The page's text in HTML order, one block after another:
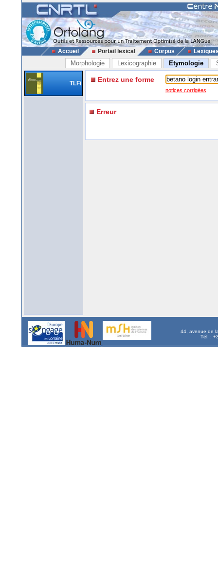
Accueil Portail lexical Corpus
Morphologie Lexicographie Etymologie
TLFi Entrez une forme
notices corrigées
Erreur
44, avenue de
Tél. :